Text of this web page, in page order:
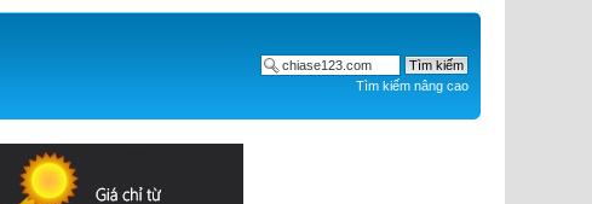
Tìm kiếm nâng cao